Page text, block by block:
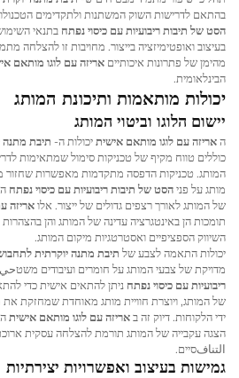
בהתאם לדרישות השוק המשתנות ולתקדימים
הסט של תיבות ריבועיות עם כיסוי נפתח בתנאי
בעיצוב ואופטימיזציה בייצור. מחויבות זו
מהימן של פתרונות איכותיים אריזה עם לוגו מותאם
הבינלאומית.
יכולות מותאמות ותיכונת המותג
יישום הלוגו וביטוי המותג
האריזה עם לוגו מותאם אישיתיכולות ה- תיבת מתנה
כוללים טווח מקיף של טכניקות סימול שמתאימות
המותג. טכניקות הדפסה מתקדמות מאפשרות שחזור
מותג על פניהסט של תיבות ריבועיות עם כיסוי נפתח
של המותג לאורך רצפים גדולים של ייצור. אלואריזה
תומכות הן באינטגרציה עדינה של המותג והן
השיווק הספציפיים ואסטרטגיות מיקום המותג.
יכולות התאמה לצבע של תיבת מתנה יוקרתית
מדויקת של צבעי המותג על חומרים ועיבודים
ריבועיות עם כיסוי נפתח ניתן להתאים אישית כדי
של המותג, ויוצרת חוויית מותג מאוחדת שמחזקת את
ידי הלקוחות. דיוק זה באריזה עם לוגו מותאם אישית
הצגה עקבייה של המותג תורמת להצלחה עסקית
التنافסיים.
גמישות בעיצוב ואפשרויות יצירתיות